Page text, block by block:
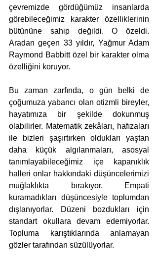
çevremizde gördüğümüz insanlarda
görebileceğimiz karakter özelliklerinin
bütününe sahip değildi. O özeldi.
Aradan geçen 33 yıldır, Yağmur Adam
Raymond Babbitt özel bir karakter olma
özelliğini koruyor.
Bu zaman zarfında, o gün belki de
çoğumuza yabancı olan otizmli bireyler,
hayatımıza bir şekilde dokunmuş
olabilirler. Matematik zekâları, hafızaları
ile bizleri şaşırtırken oldukları yaştan
daha küçük algılanmaları, asosyal
tanımlayabileceğimiz içe kapanıklık
halleri onlar hakkındaki düşüncelerimizi
muğlaklıkta bırakıyor. Empati
kuramadıkları düşüncesiyle toplumdan
dışlanıyorlar. Düzeni bozdukları için
standart okullara devam edemiyorlar.
Topluma karıştıklarında anlamayan
gözler tarafından süzülüyorlar.